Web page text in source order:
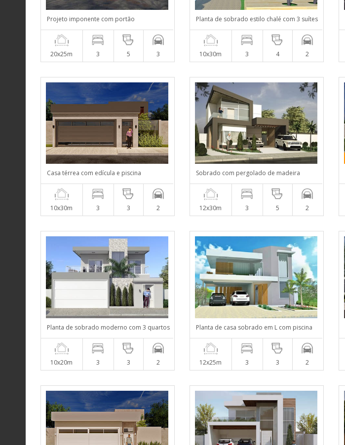
Projeto imponente com portão
20x25m 3 5 3
Planta de sobrado estilo chalé com 3 suítes
10x30m 3 4 2
Casa térrea com edícula e piscina
10x30m 3 3 2
Sobrado com pergolado de madeira
12x30m 3 5 2
Planta de sobrado moderno com 3 quartos
10x20m 3 3 2
Planta de casa sobrado em L com piscina
12x25m 3 3 2